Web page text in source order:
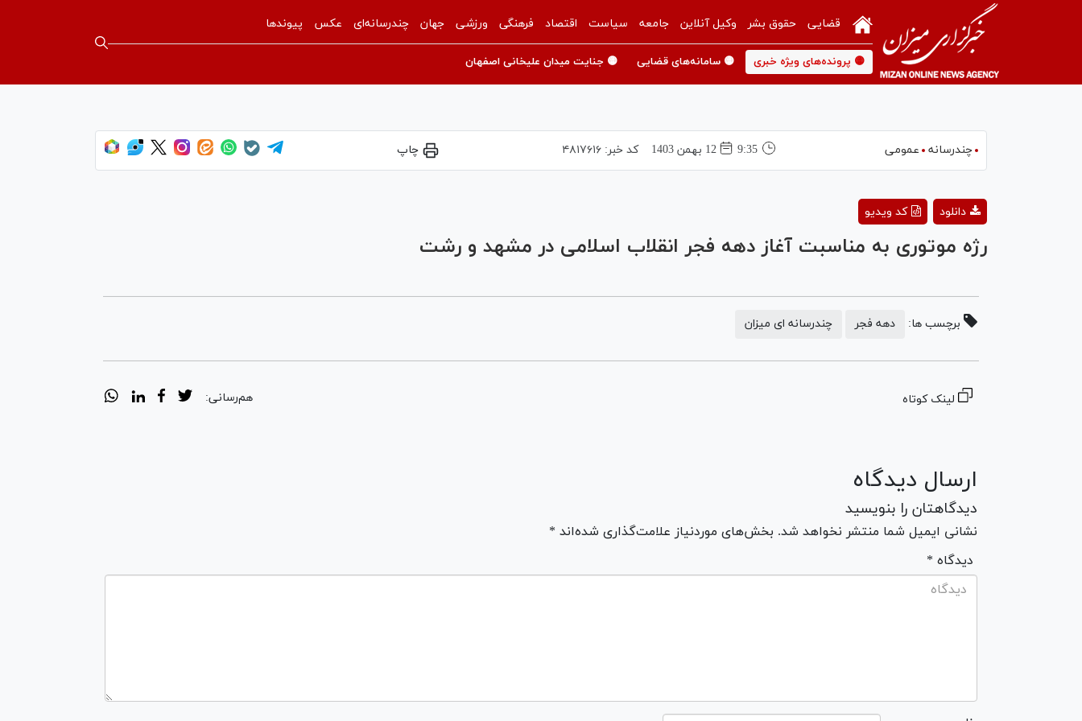
قضایی حقوق بشر وکیل آنلاین جامعه سیاست اقتصاد فرهنگی ورزشی جهان چندرسانه‌ای عکس پیوندها
🟡 پرونده‌های ویژه خبری 🟡 سامانه‌های قضایی 🟡 جنایت میدان علیخانی اصفهان
چندرسانه عمومی 9:35 12 بهمن 1403 کد خبر: ۴۸۱۷۶۱۶ چاپ
Video
کد ویدیو دانلود
رژه موتوری به مناسبت آغاز دهه فجر انقلاب اسلامی در مشهد و رشت
برچسب ها: دهه فجر چندرسانه ای میزان
لینک کوتاه هم‌رسانی:
ارسال دیدگاه
دیدگاهتان را بنویسید
نشانی ایمیل شما منتشر نخواهد شد. بخش‌های موردنیاز علامت‌گذاری شده‌اند *
* دیدگاه